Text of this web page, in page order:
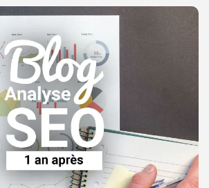
RÉFÉRENCEMENT
GOOGLE